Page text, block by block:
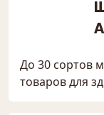
До 30 сортов
товаров для